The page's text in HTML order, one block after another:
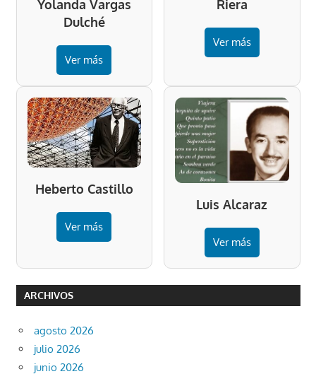
Yolanda Vargas
Dulché
Ver más
Riera
Ver más
Heberto Castillo
Ver más
Luis Alcaraz
Ver más
ARCHIVOS
agosto 2026
julio 2026
junio 2026